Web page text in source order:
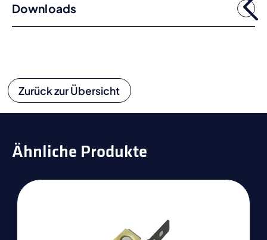
Downloads
Zurück zur Übersicht
Ähnliche Produkte